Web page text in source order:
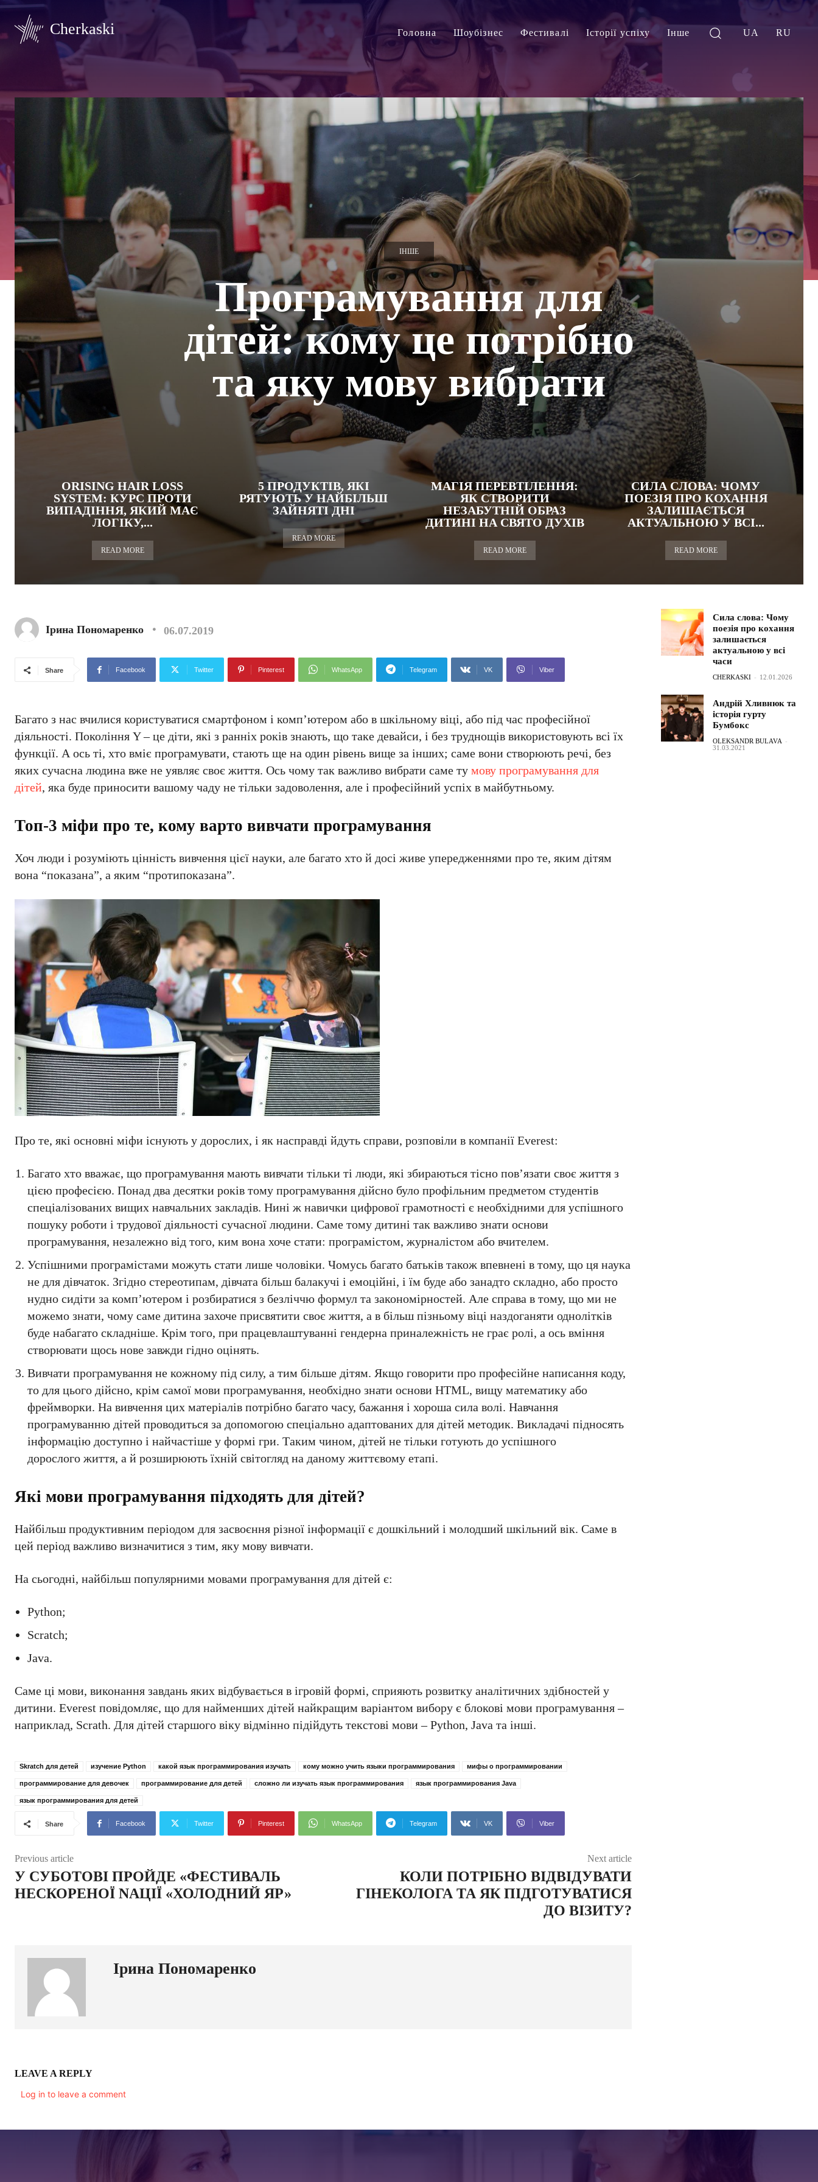
Cherkaski Головна Шоубізнес Фестивалі Історії успіху Інше UA RU
ІНШЕ
Програмування для
дітей: кому це потрібно
та яку мову вибрати
ORISING HAIR LOSS
SYSTEM: КУРС ПРОТИ
ВИПАДІННЯ, ЯКИЙ МАЄ
ЛОГІКУ,...
READ MORE
5 ПРОДУКТІВ, ЯКІ
РЯТУЮТЬ У НАЙБІЛЬШ
ЗАЙНЯТІ ДНІ
READ MORE
МАГІЯ ПЕРЕВТІЛЕННЯ:
ЯК СТВОРИТИ
НЕЗАБУТНІЙ ОБРАЗ
ДИТИНІ НА СВЯТО ДУХІВ
READ MORE
СИЛА СЛОВА: ЧОМУ
ПОЕЗІЯ ПРО КОХАННЯ
ЗАЛИШАЄТЬСЯ
АКТУАЛЬНОЮ У ВСІ...
READ MORE
Ірина Пономаренко 06.07.2019
Share Facebook Twitter Pinterest WhatsApp Telegram VK Viber
Багато з нас вчилися користуватися смартфоном і комп’ютером або в шкільному віці, або під час професійної
діяльності. Покоління Y – це діти, які з ранніх років знають, що таке девайси, і без труднощів використовують всі їх
функції. А ось ті, хто вміє програмувати, стають ще на один рівень вище за інших; саме вони створюють речі, без
яких сучасна людина вже не уявляє своє життя. Ось чому так важливо вибрати саме ту мову програмування для
дітей, яка буде приносити вашому чаду не тільки задоволення, але і професійний успіх в майбутньому.
Топ-3 міфи про те, кому варто вивчати програмування
Хоч люди і розуміють цінність вивчення цієї науки, але багато хто й досі живе упередженнями про те, яким дітям
вона “показана”, а яким “протипоказана”.
Про те, які основні міфи існують у дорослих, і як насправді йдуть справи, розповіли в компанії Everest:
Багато хто вважає, що програмування мають вивчати тільки ті люди, які збираються тісно пов’язати своє життя з
цією професією. Понад два десятки років тому програмування дійсно було профільним предметом студентів
спеціалізованих вищих навчальних закладів. Нині ж навички цифрової грамотності є необхідними для успішного
пошуку роботи і трудової діяльності сучасної людини. Саме тому дитині так важливо знати основи
програмування, незалежно від того, ким вона хоче стати: програмістом, журналістом або вчителем.
Успішними програмістами можуть стати лише чоловіки. Чомусь багато батьків також впевнені в тому, що ця наука
не для дівчаток. Згідно стереотипам, дівчата більш балакучі і емоційні, і їм буде або занадто складно, або просто
нудно сидіти за комп’ютером і розбиратися з безліччю формул та закономірностей. Але справа в тому, що ми не
можемо знати, чому саме дитина захоче присвятити своє життя, а в більш пізньому віці наздоганяти однолітків
буде набагато складніше. Крім того, при працевлаштуванні гендерна приналежність не грає ролі, а ось вміння
створювати щось нове завжди гідно оцінять.
Вивчати програмування не кожному під силу, а тим більше дітям. Якщо говорити про професійне написання коду,
то для цього дійсно, крім самої мови програмування, необхідно знати основи HTML, вищу математику або
фреймворки. На вивчення цих матеріалів потрібно багато часу, бажання і хороша сила волі. Навчання
програмуванню дітей проводиться за допомогою спеціально адаптованих для дітей методик. Викладачі підносять
інформацію доступно і найчастіше у формі гри. Таким чином, дітей не тільки готують до успішного
дорослого життя, а й розширюють їхній світогляд на даному життєвому етапі.
Які мови програмування підходять для дітей?
Найбільш продуктивним періодом для засвоєння різної інформації є дошкільний і молодший шкільний вік. Саме в
цей період важливо визначитися з тим, яку мову вивчати.
На сьогодні, найбільш популярними мовами програмування для дітей є:
Python;
Scratch;
Java.
Саме ці мови, виконання завдань яких відбувається в ігровій формі, сприяють розвитку аналітичних здібностей у
дитини. Everest повідомляє, що для найменших дітей найкращим варіантом вибору є блокові мови програмування –
наприклад, Scrath. Для дітей старшого віку відмінно підійдуть текстові мови – Python, Java та інші.
Skratch для детей изучение Python какой язык программирования изучать кому можно учить языки программирования мифы о программировании
программирование для девочек программирование для детей сложно ли изучать язык программирования язык программирования Java
язык программирования для детей
Share Facebook Twitter Pinterest WhatsApp Telegram VK Viber
Previous article
У СУБОТОВІ ПРОЙДЕ «ФЕСТИВАЛЬ
НЕСКОРЕНОЇ NАЦІЇ «ХОЛОДНИЙ ЯР»
Next article
КОЛИ ПОТРІБНО ВІДВІДУВАТИ
ГІНЕКОЛОГА ТА ЯК ПІДГОТУВАТИСЯ
ДО ВІЗИТУ?
Ірина Пономаренко
LEAVE A REPLY
Log in to leave a comment
Сила слова: Чому
поезія про кохання
залишається
актуальною у всі
часи
CHERKASKI - 12.01.2026
Андрій Хливнюк та
історія гурту
Бумбокс
OLEKSANDR BULAVA -
31.03.2021